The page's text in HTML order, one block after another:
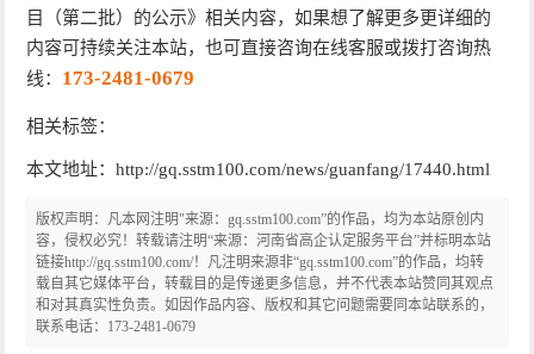
目（第二批）的公示》相关内容，如果想了解更多更详细的
内容可持续关注本站，也可直接咨询在线客服或拨打咨询热
线： 173-2481-0679
相关标签：
本文地址：http://gq.sstm100.com/news/guanfang/17440.html
版权声明：凡本网注明"来源：gq.sstm100.com”的作品，均为本站原创内
容，侵权必究！转载请注明“来源：河南省高企认定服务平台”并标明本站
链接http://gq.sstm100.com/！凡注明来源非“gq.sstm100.com”的作品，均转
载自其它媒体平台，转载目的是传递更多信息，并不代表本站赞同其观点
和对其真实性负责。如因作品内容、版权和其它问题需要同本站联系的，
联系电话：173-2481-0679